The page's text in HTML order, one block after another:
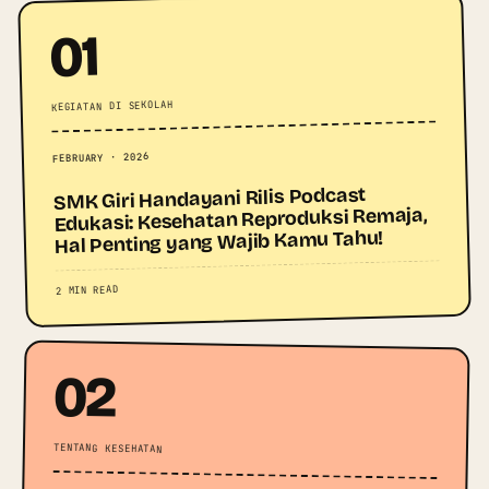
01
KEGIATAN DI SEKOLAH
FEBRUARY · 2026
SMK Giri Handayani Rilis Podcast
Edukasi: Kesehatan Reproduksi Remaja,
Hal Penting yang Wajib Kamu Tahu!
2 MIN READ
02
TENTANG KESEHATAN